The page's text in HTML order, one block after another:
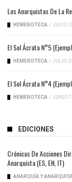
Los Anarquistas De La
HEMEROTECA / JULIO
El Sol Ácrata N°5
HEMEROTECA / JULIO
El Sol Ácrata N°4
HEMEROTECA / JUNIO
EDICIONES
Crónicas De Acciones
Anarquista (ES, EN, IT)
ANARQUÍA Y